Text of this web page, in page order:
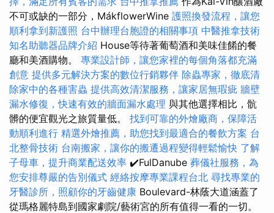
不可或缺的一部分，MákflowerWine 護照換發流程，讓您
順利拿到新護照 台中辦理台胞證的相關事項 中醫推拿技術
知名助聽器品牌介紹 House等待著葡萄酒和美味佳餚的餐
廳和美酒購物。 專業設計師，讓您家裡的每個角落都充滿
創意 提供多元解決方案的數位行銷夥伴 除蟲專家，徹底清
除家中的各種害蟲 提供高效清潔服務，讓家居無瑕疵 牆壁
漏水修復，快速有效的牆面漏水處理 與其他選擇相比，骯
髒的便宜觀光之旅質量低。 找到可靠的外燴廠商，保障活
動順利進行 精選外燴推薦，助您找到最適合的餐飲方案 台
北整骨技術 台南搬家，讓你的搬遷過程變得輕鬆愉快 了解
子母車，提升商業配送效率 ✔️FulDanube 葬儀社服務，為
您安排尊嚴的告別儀式 經絡按摩專業課程台北 尋找專業的
牙醫診所，照顧你的牙齒健康 Boulevard-林蔭大道涵蓋了
從瑪格麗特島到國家劇院/藝術宮的所有值得一看的一切。